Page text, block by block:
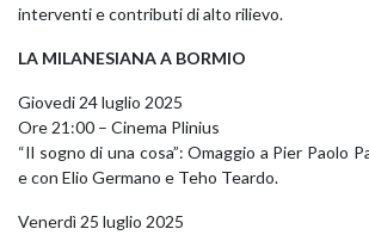
interventi e contributi di alto rilievo.
LA MILANESIANA A BORMIO
Giovedi 24 luglio 2025
Ore 21:00 – Cinema Plinius
“Il sogno di una cosa”: Omaggio a Pier Paolo
e con Elio Germano e Teho Teardo.
Venerdì 25 luglio 2025